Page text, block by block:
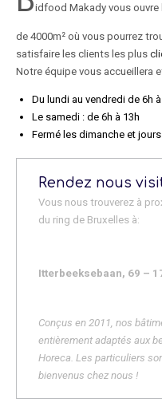
idfood Makady vous ouvre
de 4000m² où vous pourrez
satisfaire les clients les plus
Notre équipe vous accueillera
Du lundi au vendredi de 6h
Le samedi : de 6h à 13h
Fermé les dimanche et
Rendez nous
Vous nous trouverez à
du ring de Bruxelles à:
Itterbeeksebaan, 69 –
Conçus en 2011, nos
entièrement adaptés aux
Horeca. Les particuliers
bienvenus chez nous !